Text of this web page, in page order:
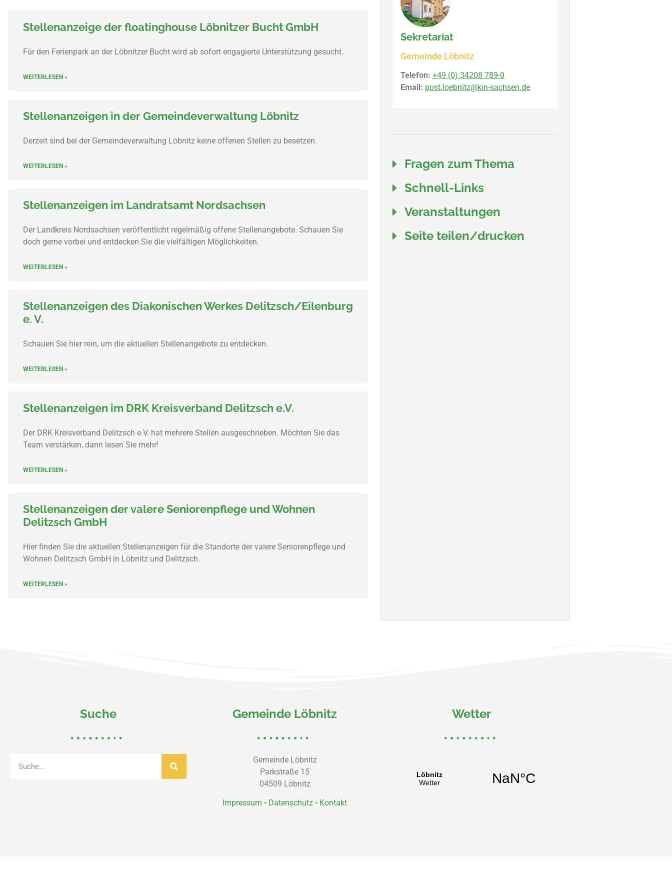
Stellenanzeige der floatinghouse Löbnitzer Bucht GmbH
Für den Ferienpark an der Löbnitzer Bucht wird ab sofort engagierte Unterstützung gesucht.
WEITERLESEN »
Stellenanzeigen in der Gemeindeverwaltung Löbnitz
Derzeit sind bei der Gemeindeverwaltung Löbnitz keine offenen Stellen zu besetzen.
WEITERLESEN »
Stellenanzeigen im Landratsamt Nordsachsen
Der Landkreis Nordsachsen veröffentlicht regelmäßig offene Stellenangebote. Schauen Sie
doch gerne vorbei und entdecken Sie die vielfältigen Möglichkeiten.
WEITERLESEN »
Stellenanzeigen des Diakonischen Werkes Delitzsch/Eilenburg
e. V.
Schauen Sie hier rein, um die aktuellen Stellenangebote zu entdecken.
WEITERLESEN »
Stellenanzeigen im DRK Kreisverband Delitzsch e.V.
Der DRK Kreisverband Delitzsch e.V. hat mehrere Stellen ausgeschrieben. Möchten Sie das
Team verstärken, dann lesen Sie mehr!
WEITERLESEN »
Stellenanzeigen der valere Seniorenpflege und Wohnen
Delitzsch GmbH
Hier finden Sie die aktuellen Stellenanzeigen für die Standorte der valere Seniorenpflege und
Wohnen Delitzsch GmbH in Löbnitz und Delitzsch.
WEITERLESEN »
Sekretariat
Gemeinde Löbnitz
Telefon: +49 (0) 34208 789-0
Email: post.loebnitz@kin-sachsen.de
Fragen zum Thema
Schnell-Links
Veranstaltungen
Seite teilen/drucken
Suche Gemeinde Löbnitz
Gemeinde Löbnitz
Parkstraße 15
04509 Löbnitz
Impressum • Datenschutz • Kontakt
Wetter